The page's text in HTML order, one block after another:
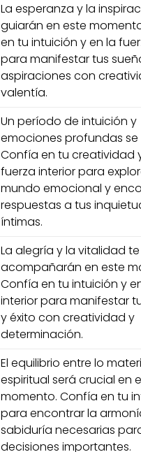
La esperanza y la
guiarán en este
en tu intuición y en la
para manifestar tus
aspiraciones con
valentía.
Un período de intuición y
emociones profundas
Confía en tu creatividad
fuerza interior para
mundo emocional y
respuestas a tus
íntimas.
La alegría y la vitalidad te
acompañarán en este
Confía en tu intuición y
interior para manifestar
y éxito con creatividad y
determinación.
El equilibrio entre lo
espiritual será crucial en
momento. Confía en tu
para encontrar la
sabiduría necesarias
decisiones importantes.